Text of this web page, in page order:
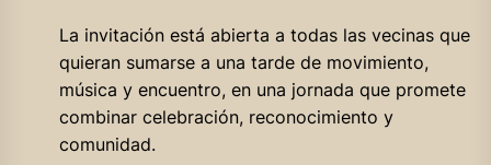
La invitación está abierta a todas las vecinas que
quieran sumarse a una tarde de movimiento,
música y encuentro, en una jornada que promete
combinar celebración, reconocimiento y
comunidad.